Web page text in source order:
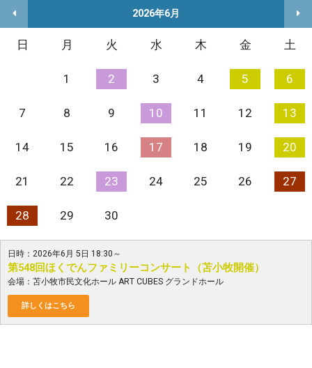
2026年6月
日 月 火 水 木 金 土
1 2 3 4 5 6
7 8 9 10 11 12 13
14 15 16 17 18 19 20
21 22 23 24 25 26 27
28 29 30
日時：2026年6月 5日 18:30～
第548回ほくでんファミリーコンサート（苫小牧開催）
会場：苫小牧市民文化ホール ART CUBES グランドホール
詳しくはこちら